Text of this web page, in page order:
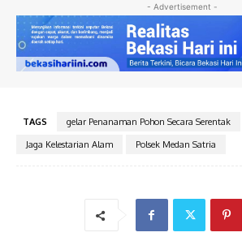
- Advertisement -
TAGS
gelar Penanaman Pohon Secara Serentak
Jaga Kelestarian Alam
Polsek Medan Satria